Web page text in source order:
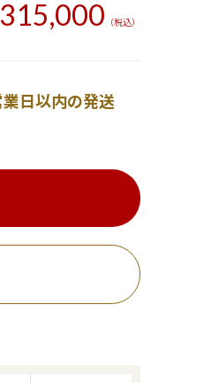
（税込）
日以内の発送